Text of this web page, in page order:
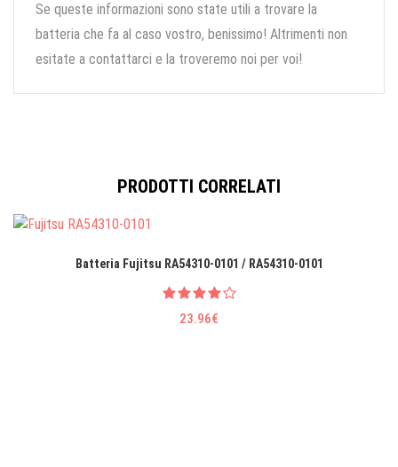
Se queste informazioni sono state utili a trovare la
batteria che fa al caso vostro, benissimo! Altrimenti non
esitate a contattarci e la troveremo noi per voi!
PRODOTTI CORRELATI
Batteria Fujitsu RA54310-0101 / RA54310-0101
23.96€